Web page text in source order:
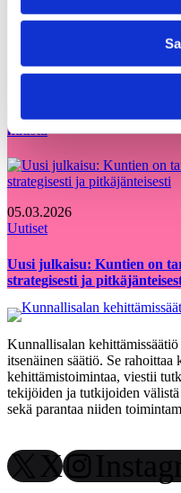
12.06.2026
Uutiset
KAKS teki
hausta
05.03.2026
Uutiset
Uusi julkaisu: Kuntien on
strategisesti ja
Kunnallisalan
itsenäinen säätiö. Se
kehittämistoimintaa, viestii
tekijöiden ja tutkijoiden
sekä parantaa niiden
X